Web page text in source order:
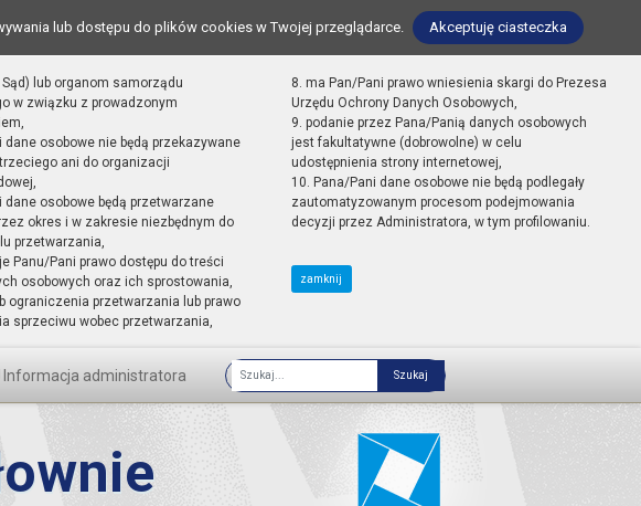
lub dostępu do plików cookies w Twojej przeglądarce. Akceptuję ciasteczka
Sąd) lub organom samorządu
w związku z prowadzonym
dane osobowe nie będą przekazywane
ani do organizacji
dane osobowe będą przetwarzane
okres i w zakresie niezbędnym do
przetwarzania,
Panu/Pani prawo dostępu do treści
osobowych oraz ich sprostowania,
ograniczenia przetwarzania lub prawo
sprzeciwu wobec przetwarzania,
8. ma Pan/Pani prawo wniesienia skargi do Prezesa
Urzędu Ochrony Danych Osobowych,
9. podanie przez Pana/Panią danych osobowych
jest fakultatywne (dobrowolne) w celu
udostępnienia strony internetowej,
10. Pana/Pani dane osobowe nie będą podlegały
zautomatyzowanym procesom podejmowania
decyzji przez Administratora, w tym profilowaniu.
zamknij
Informacja administratora
Fraza